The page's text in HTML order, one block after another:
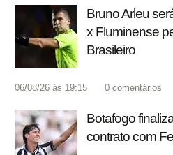
Bruno Arleu
x Fluminense
Brasileiro
06/08/26 às 19:15 0 comentários
Botafogo
contrato com